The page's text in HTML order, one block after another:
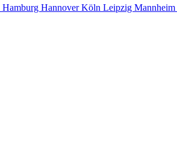
Hamburg HannoverKöln Leipzig Mannheim